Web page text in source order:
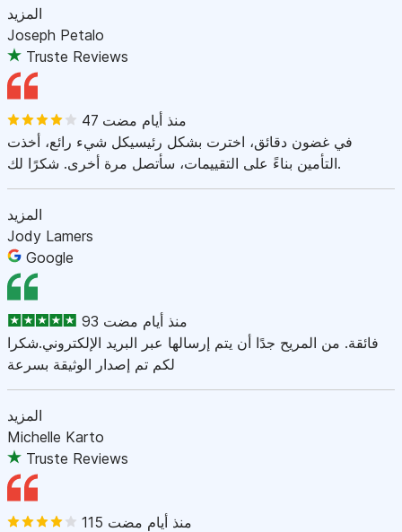
المزيد
Joseph Petalo
Truste Reviews
47 منذ أيام مضت
في غضون دقائق، اخترت بشكل رئيسيكل شيء رائع، أخذت
التأمين بناءً على التقييمات، سأتصل مرة أخرى. شكرًا لك.
المزيد
Jody Lamers
Google
93 منذ أيام مضت
فائقة. من المريح جدًا أن يتم إرسالها عبر البريد الإلكتروني.شكرا
لكم تم إصدار الوثيقة بسرعة
المزيد
Michelle Karto
Truste Reviews
115 منذ أيام مضت